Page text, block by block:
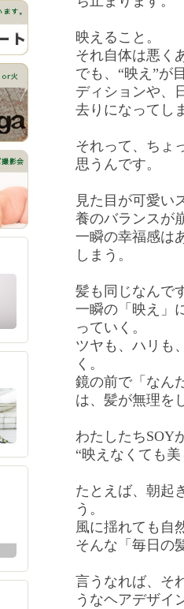
映えること。
それ自体は悪く
でも、“映え”が
ディションや、
去りになってし
それって、ちょ
思うんです。
見た目が可愛い
養のバランスが
一瞬の幸福感は
しまう。
髪も同じなんで
一瞬の「映え」
っていく。
ツヤも、ハリも
く。
鏡の前で「なん
は、髪が無理を
わたしたちSOY
“映えなくても
たとえば、朝起
う。
風に揺れても自
そんな「毎日の
言うなれば、そ
うなヘアデザイ